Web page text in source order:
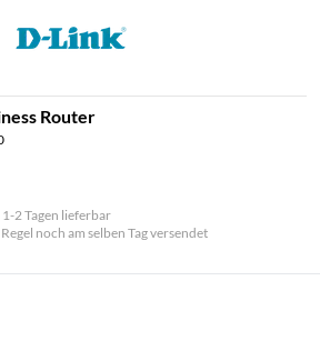
Router
2 Tagen lieferbar
noch am selben Tag versendet